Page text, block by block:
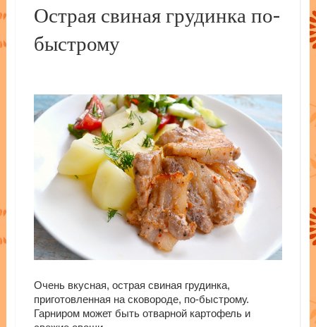
Острая свиная грудинка по-
быстрому
Очень вкусная, острая свиная грудинка,
приготовленная на сковороде, по-быстрому.
Гарниром может быть отварной картофель и